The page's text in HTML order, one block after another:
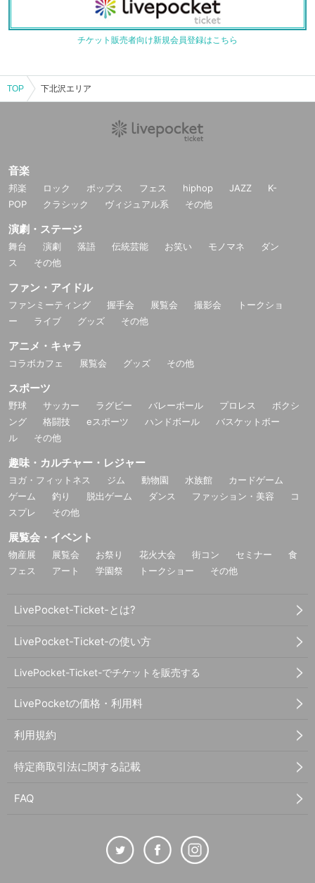
チケット販売者向け新規会員登録はこちら
TOP 下北沢エリア
音楽
邦楽 ロック ポップス フェス hiphop JAZZ
K-
POP
クラシック ヴィジュアル系 その他
演劇・ステージ
舞台 演劇 落語 伝統芸能 お笑い モノマネ
ダン
ス
その他
ファン・アイドル
ファンミーティング 握手会 展覧会 撮影会
トークショ
ー
ライブ グッズ その他
アニメ・キャラ
コラボカフェ 展覧会 グッズ その他
スポーツ
野球 サッカー ラグビー バレーボール プロレス
ボクシ
ング
格闘技 eスポーツ ハンドボール
バスケットボー
ル
その他
趣味・カルチャー・レジャー
ヨガ・フィットネス ジム 動物園 水族館
カードゲーム
ゲーム
釣り 脱出ゲーム ダンス ファッション・美容
コ
スプレ
その他
展覧会・イベント
物産展 展覧会 お祭り 花火大会 街コン セミナー
食
フェス
アート 学園祭 トークショー その他
LivePocket-Ticket-とは?
LivePocket-Ticket-の使い方
LivePocket-Ticket-でチケットを販売する
LivePocketの価格・利用料
利用規約
特定商取引法に関する記載
FAQ